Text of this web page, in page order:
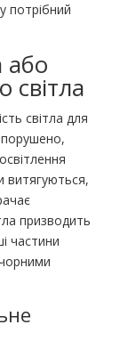
потрібний
або
світла
світла для
витягуються,
призводить
частини